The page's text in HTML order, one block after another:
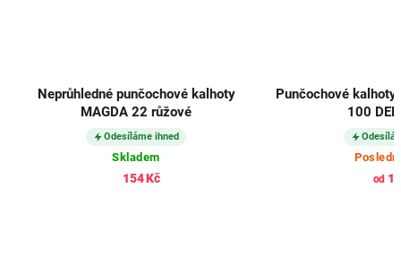
Neprůhledné punčochové kalhoty
MAGDA 22 růžové
Odesíláme ihned
Skladem
154 Kč
Punčochové
100
od